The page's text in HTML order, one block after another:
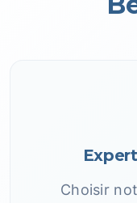
Choisir